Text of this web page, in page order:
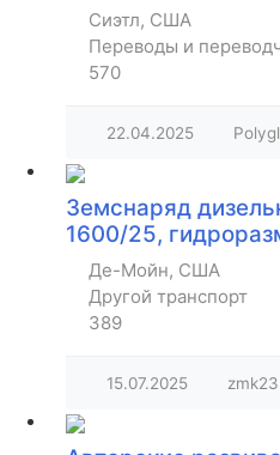
Сиэтл, США
Переводы и
570
22.04.2025
Земснаряд
1600/25,
Де-Мойн, США
Другой транспорт
389
15.07.2025 zmk23